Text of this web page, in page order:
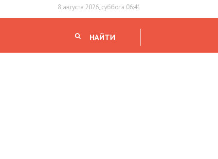
8 августа 2026, суббота 06:41
НАЙТИ